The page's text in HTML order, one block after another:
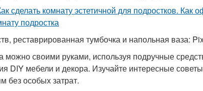
реставрированная тумбочка и напольная ваза:
можно своими руками, используя подручные
DIY мебели и декора. Изучайте интересные
без особых затрат.